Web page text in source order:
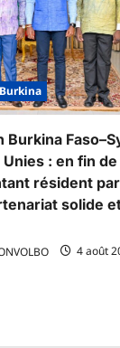
Burkina
Burkina
: en fin
résident
solide
4 août